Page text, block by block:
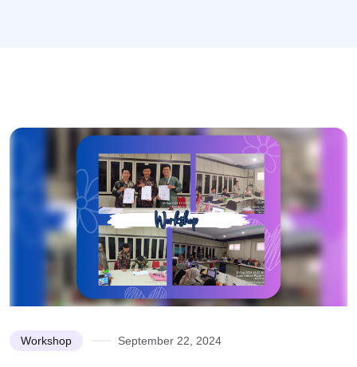
Workshop September 22, 2024